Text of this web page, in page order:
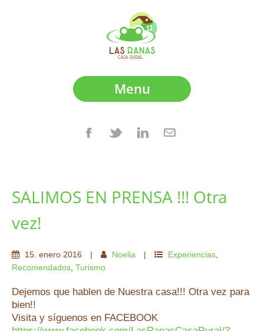
Menu
SALIMOS EN PRENSA !!! Otra
vez!
15 enero 2016 Noelia Experiencias
Recomendados Turismo
Dejemos que hablen de Nuestra casa!!! Otra vez para
bien!!
Visita y síguenos en FACEBOOK